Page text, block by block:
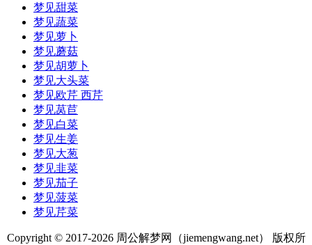
梦见甜菜
梦见蔬菜
梦见萝卜
梦见蘑菇
梦见胡萝卜
梦见大头菜
梦见欧芹 西芹
梦见莴苣
梦见白菜
梦见生姜
梦见大葱
梦见韭菜
梦见茄子
梦见菠菜
梦见芹菜
Copyright © 2017-2026 周公解梦网（jiemengwang.net） 版权所